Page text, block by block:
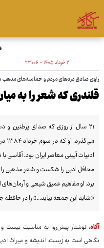
۲ خرداد ۱۴۰۵ - ۲۳:۰۶
راوی صادق دردهای مردم و حماسه‌های
قلندری که شعر را به
۲۱ سال از روزی که صدای پرطنین
ادبیات آیینی معاصر ایران بود.
محافل ادبی را شکست و شعر مذهبی را
برد. او مفاهیم عمیق شیعی و آرمان‌های
«شاید این جمعه بیاید...» را در حافظه
آگاه: نوشتار پیش‌رو، به مناسبت بیست
نگاهی است به زیست، اندیشه و میراث